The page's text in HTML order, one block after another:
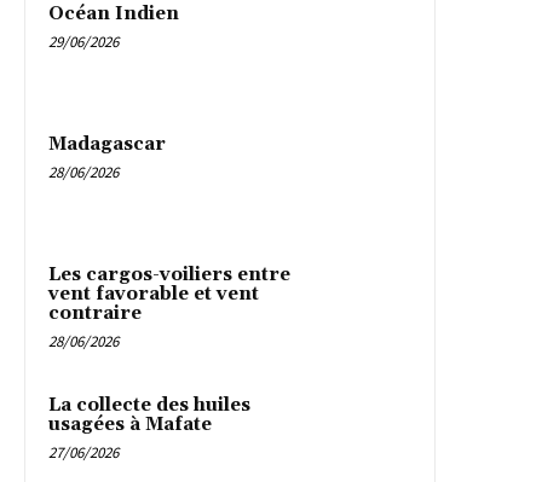
Océan Indien
29/06/2026
Madagascar
28/06/2026
Les cargos-voiliers entre
vent favorable et vent
contraire
28/06/2026
La collecte des huiles
usagées à Mafate
27/06/2026